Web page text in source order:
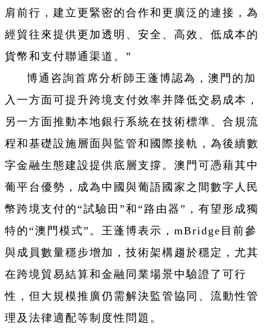
肩前行，建立更緊密的合作和更廣泛的連接，為
經貿往來提供更加透明、安全、高效、低成本的
貨幣和支付聯通渠道。”
博通咨詢首席分析師王蓬博認為，澳門的加
入一方面可提升跨境支付效率并降低交易成本，
另一方面推動本地銀行系統在技術標準、合規流
程和基礎設施層面與監管和國際接軌，為後續數
字金融生態建設提供底層支撐。澳門可憑藉其中
葡平台優勢，成為中國與葡語國家之間數字人民
幣跨境支付的“試驗田”和“路由器”，有望形成獨
特的“澳門模式”。王蓬博表示，mBridge目前參
與成員數量穩步增加，技術架構趨於穩定，尤其
在跨境貿易結算和金融同業場景中驗證了可行
性，但大規模推廣仍需解決監管協同、流動性管
理及法律適配等制度性問題。